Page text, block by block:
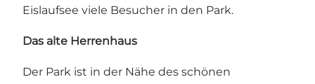
Eislaufsee viele Besucher in den Park.
Das alte Herrenhaus
Der Park ist in der Nähe des schönen